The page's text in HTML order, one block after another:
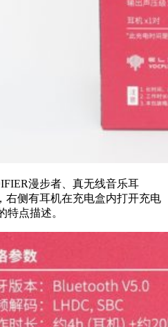
漫步者、真无线音乐耳
右侧有耳机在充电盒内打开充电
特点描述。